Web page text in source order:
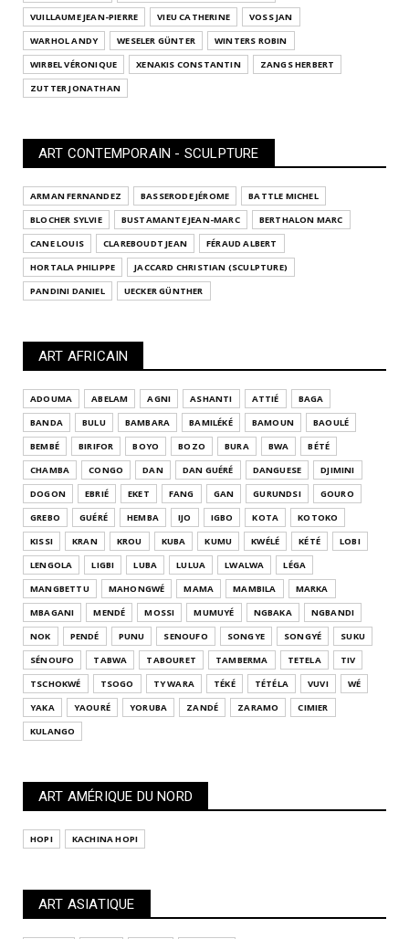
VUILLAUME JEAN-PIERRE VIEU CATHERINE
VOSS JAN
WARHOL ANDY
WESELER GÜNTER
WINTERS ROBIN
WIRBEL VÉRONIQUE
XENAKIS CONSTANTIN
ZANGS HERBERT
ZUTTER JONATHAN
ART CONTEMPORAIN - SCULPTURE
ARMAN FERNANDEZ BASSERODE JÉROME
BATTLE MICHEL
BLOCHER SYLVIE
BUSTAMANTE JEAN-MARC
BERTHALON MARC
CANE LOUIS
CLAREBOUDT JEAN
FÉRAUD ALBERT
HORTALA PHILIPPE
JACCARD CHRISTIAN (SCULPTURE)
PANDINI DANIEL
UECKER GÜNTHER
ART AFRICAIN
ADOUMA ABELAM AGNI ASHANTI ATTIÉ
BAGA
BANDA
BULU BAMBARA BAMILÉKÉ BAMOUN
BAOULÉ
BEMBÉ
BIRIFOR BOYO BOZO BURA BWA
BÉTÉ
CHAMBA
CONGO DAN DAN GUÉRÉ DANGUESE
DJIMINI
DOGON
EBRIÉ EKET FANG GAN GURUNDSI
GOURO
GREBO
GUÉRÉ HEMBA IJO IGBO KOTA
KOTOKO
KISSI
KRAN KROU KUBA KUMU KWÉLÉ KÉTÉ
LOBI
LENGOLA
LIGBI LUBA LULUA LWALWA
LÉGA
MANGBETTU
MAHONGWÉ MAMA MAMBILA
MARKA
MBAGANI
MENDÉ MOSSI MUMUYÉ NGBAKA
NGBANDI
NOK
PENDÉ PUNU SENOUFO SONGYE SONGYÉ
SUKU
SÉNOUFO
TABWA TABOURET TAMBERMA TETELA
TIV
TSCHOKWÉ
TSOGO TY WARA TÉKÉ TÉTÉLA VUVI
WÉ
YAKA
YAOURÉ YORUBA ZANDÉ ZARAMO
CIMIER
KULANGO
ART AMÉRIQUE DU NORD
HOPI KACHINA HOPI
ART ASIATIQUE